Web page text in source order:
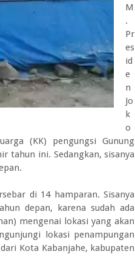
M
.
Pr
es
id
e
n
Jo
k
o
(KK) pengungsi Gunung
tahun ini. Sedangkan, sisanya
di 14 hamparan. Sisanya
depan, karena sudah ada
mengenai lokasi yang akan
lokasi penampungan
Kota Kabanjahe, kabupaten